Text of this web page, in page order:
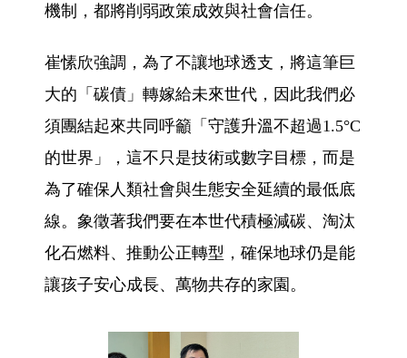
機制，都將削弱政策成效與社會信任。
崔愫欣強調，為了不讓地球透支，將這筆巨
大的「碳債」轉嫁給未來世代，因此我們必
須團結起來共同呼籲「守護升溫不超過1.5°C
的世界」，這不只是技術或數字目標，而是
為了確保人類社會與生態安全延續的最低底
線。象徵著我們要在本世代積極減碳、淘汰
化石燃料、推動公正轉型，確保地球仍是能
讓孩子安心成長、萬物共存的家園。